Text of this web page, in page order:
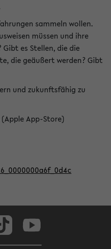
sammeln wollen.
müssen und ihre
es Stellen, die die
die geäußert werden? Gibt
und zukunftsfähig zu
App-Store)